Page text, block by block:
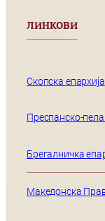
ЛИНКОВИ
Скопска епархија
Преспанско-
Брегалничка
Македонска